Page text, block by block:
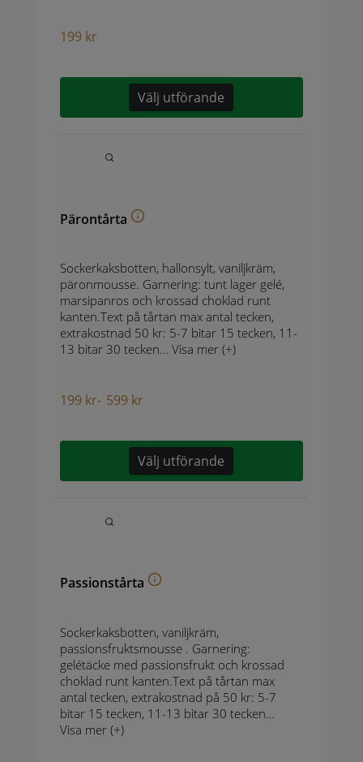
199 kr
Välj utförande
Pärontårta
Sockerkaksbotten, hallonsylt, vaniljkräm,
päronmousse. Garnering: tunt lager gelé,
marsipanros och krossad choklad runt
kanten.Text på tårtan max antal tecken,
extrakostnad 50 kr: 5-7 bitar 15 tecken, 11-
13 bitar 30 tecken… Visa mer (+)
199 kr- 599 kr
Välj utförande
Passionstårta
Sockerkaksbotten, vaniljkräm,
passionsfruktsmousse . Garnering:
gelétäcke med passionsfrukt och krossad
choklad runt kanten.Text på tårtan max
antal tecken, extrakostnad på 50 kr: 5-7
bitar 15 tecken, 11-13 bitar 30 tecken…
Visa mer (+)